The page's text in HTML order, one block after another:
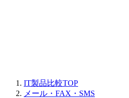
IT製品比較TOP
メール・FAX・SMS